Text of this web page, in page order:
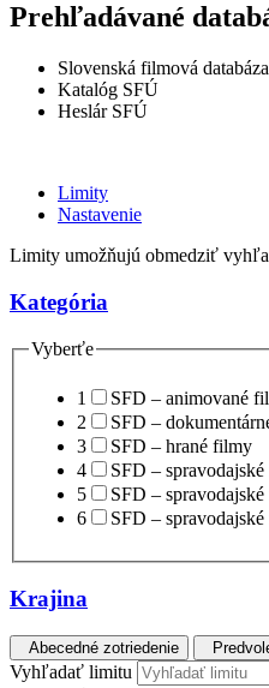
Prehľadávané
Slovenská filmová databáza
Katalóg SFÚ
Heslár SFÚ
Limity
Nastavenie
Limity umožňujú obmedziť
Kategória
Vyberťe
1
SFD – animované
2
SFD –
3
SFD – hrané filmy
4
SFD –
5
SFD –
6
SFD –
Krajina
Abecedné zotriedenie
Vyhľadať limitu